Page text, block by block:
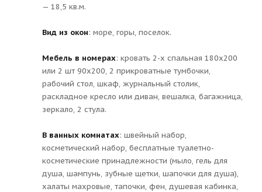
— 18,5 кв.м.
Вид из окон: море, горы, поселок.
Мебель в номерах: кровать 2-х спальная 180х200
или 2 шт 90х200, 2 прикроватные тумбочки,
рабочий стол, шкаф, журнальный столик,
раскладное кресло или диван, вешалка, багажница,
зеркало, 2 стула.
В ванных комнатах: швейный набор,
косметический набор, бесплатные туалетно-
косметические принадлежности (мыло, гель для
душа, шампунь, зубные щетки, шапочки для душа),
халаты махровые, тапочки, фен, душевая кабинка,